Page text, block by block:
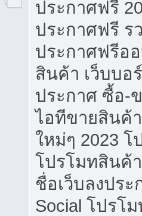
ประกาศฟรี
ประกาศฟรี ร
ประกาศฟรีอ
สินค้า เว็บบอ
ประกาศ ซื้อ-
ไอทีขายสินค้
ใหม่ๆ 2023
โปรโมทสินค้
ชื่อเว็บลงปร
Social โปรโ